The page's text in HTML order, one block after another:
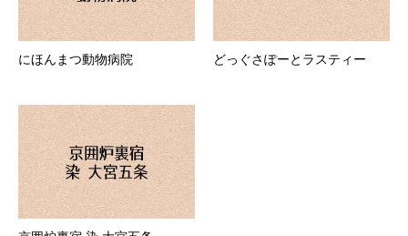
にほんまつ動物病院 どっぐさぽーとラスティー